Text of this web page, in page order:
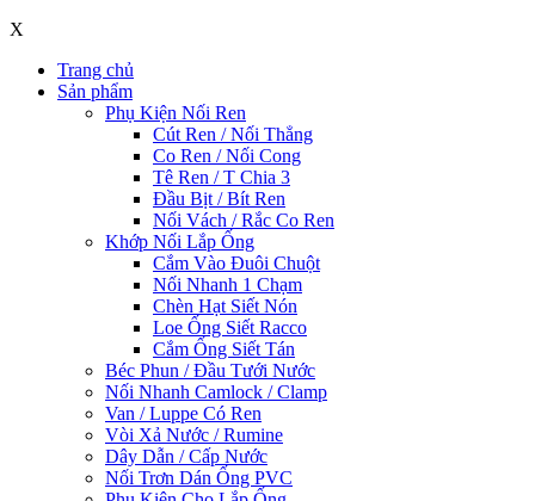
X
Trang chủ
Sản phẩm
Phụ Kiện Nối Ren
Cút Ren / Nối Thẳng
Co Ren / Nối Cong
Tê Ren / T Chia 3
Đầu Bịt / Bít Ren
Nối Vách / Rắc Co Ren
Khớp Nối Lắp Ống
Cắm Vào Đuôi Chuột
Nối Nhanh 1 Chạm
Chèn Hạt Siết Nón
Loe Ống Siết Racco
Cắm Ống Siết Tán
Béc Phun / Đầu Tưới Nước
Nối Nhanh Camlock / Clamp
Van / Luppe Có Ren
Vòi Xả Nước / Rumine
Dây Dẫn / Cấp Nước
Nối Trơn Dán Ống PVC